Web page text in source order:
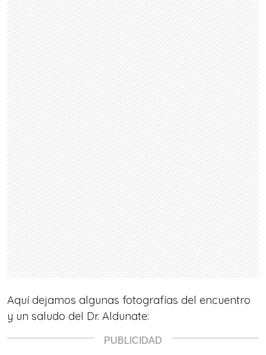
Aquí dejamos algunas fotografías del encuentro
y un saludo del Dr. Aldunate: